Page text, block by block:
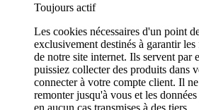
Toujours actif
Les cookies nécessaires d'un point
exclusivement destinés à garantir
de notre site internet. Ils servent par
puissiez collecter des produits dans
connecter à votre compte client. Il
remonter jusqu'à vous et les
en aucun cas transmises à des tiers.